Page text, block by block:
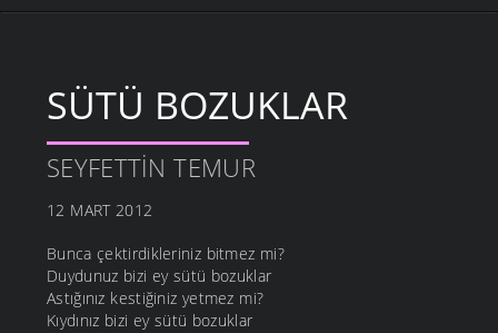
SÜTÜ BOZUKLAR
SEYFETTIN TEMUR
12 MART 2012
Bunca çektirdikleriniz bitmez mi?
Duydunuz bizi ey sütü bozuklar
Astığınız kestiğiniz yetmez mi?
Kıydınız bizi ey sütü bozuklar